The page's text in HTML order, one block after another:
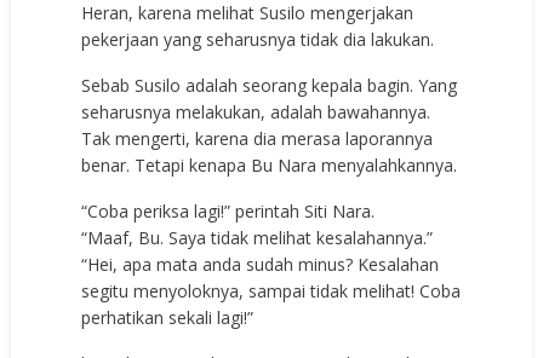
Heran, karena melihat Susilo mengerjakan
pekerjaan yang seharusnya tidak dia lakukan.
Sebab Susilo adalah seorang kepala bagin. Yang
seharusnya melakukan, adalah bawahannya.
Tak mengerti, karena dia merasa laporannya
benar. Tetapi kenapa Bu Nara menyalahkannya.
“Coba periksa lagi!” perintah Siti Nara.
“Maaf, Bu. Saya tidak melihat kesalahannya.”
“Hei, apa mata anda sudah minus? Kesalahan
segitu menyoloknya, sampai tidak melihat! Coba
perhatikan sekali lagi!”